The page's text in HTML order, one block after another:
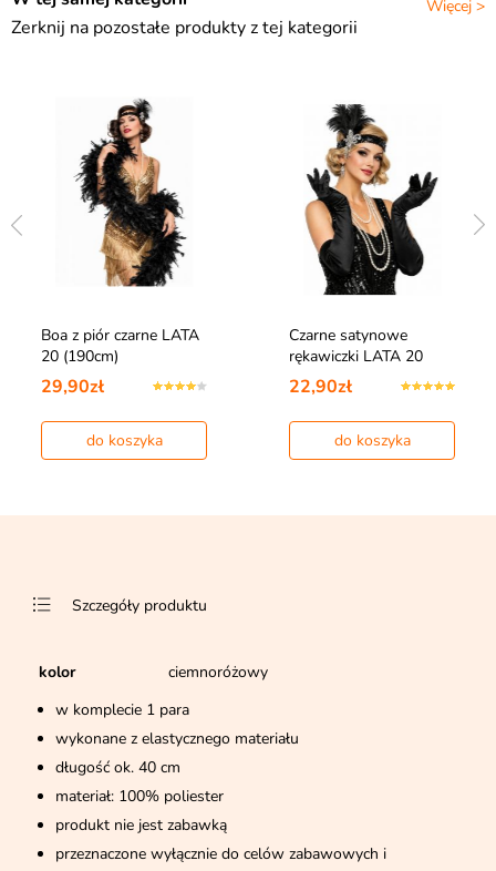
Więcej >
Zerknij na pozostałe produkty z tej kategorii
Boa z piór czarne LATA
20 (190cm)
29,90zł
do koszyka
Czarne satynowe
rękawiczki LATA 20
22,90zł
do koszyka
Szczegóły produktu
kolor
ciemnoróżowy
w komplecie 1 para
wykonane z elastycznego materiału
długość ok. 40 cm
materiał: 100% poliester
produkt nie jest zabawką
przeznaczone wyłącznie do celów zabawowych i